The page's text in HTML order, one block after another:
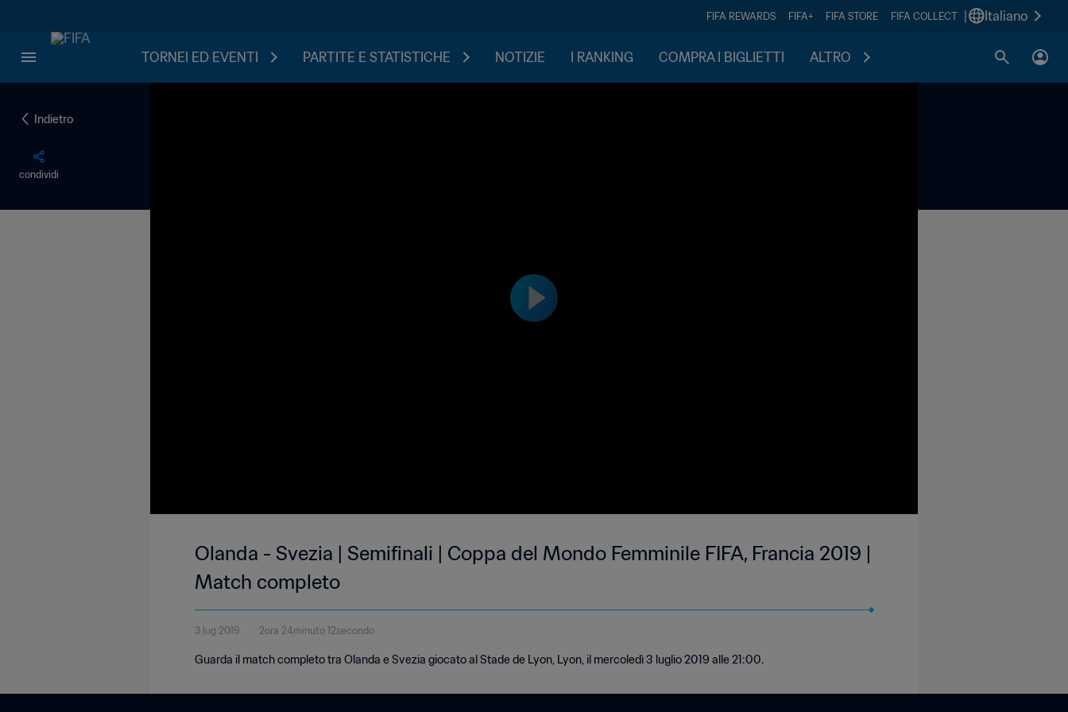
FIFA REWARDS FIFA+ FIFA STORE FIFA COLLECT Italiano
TORNEI ED EVENTI PARTITE E STATISTICHE NOTIZIE I RANKING COMPRA I BIGLIETTI ALTRO
Indietro
condividi
Olanda - Svezia | Semifinali | Coppa del Mondo Femminile FIFA, Francia 2019 |
Match completo
3 lug 2019 2ora 24minuto 12secondo
Guarda il match completo tra Olanda e Svezia giocato al Stade de Lyon, Lyon, il mercoledì 3 luglio 2019 alle 21:00.